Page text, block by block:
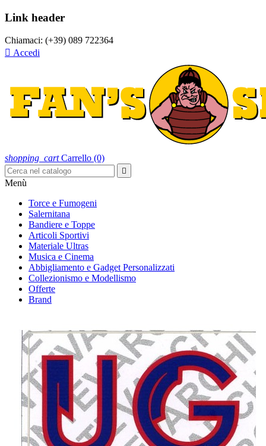
Link header
Chiamaci: (+39) 089 722364
 Accedi
shopping_cart Carrello (0)

Menù
Torce e Fumogeni
Salernitana
Bandiere e Toppe
Articoli Sportivi
Materiale Ultras
Musica e Cinema
Abbigliamento e Gadget Personalizzati
Collezionismo e Modellismo
Offerte
Brand